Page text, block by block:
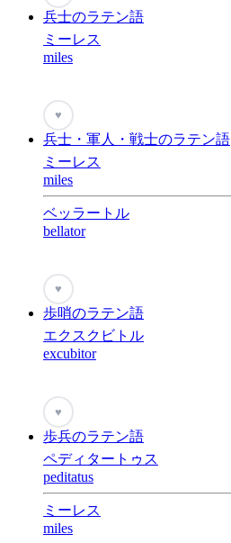
兵士のラテン語
ミーレス
miles
♥
兵士・軍人・戦士のラテン語
ミーレス
miles
ベッラートル
bellator
♥
歩哨のラテン語
エクスクビトル
excubitor
♥
歩兵のラテン語
ペディタートゥス
peditatus
ミーレス
miles